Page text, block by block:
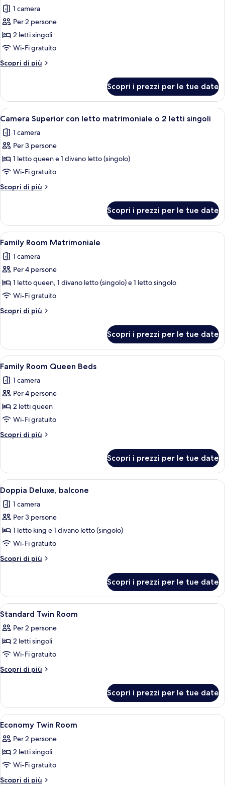
le
foto
per
Standard
Twin
1 camera
Per 2 persone
2 letti singoli
Wi-Fi gratuito
Scopri di più
Altri
Twin
Scopri i prezzi per le tue date
Apri
tutte
le
foto
per
Camera
Superior
con
matrimoniale
o
2
letti
singoli
Una camera d'albergo con un letto,
7
Camera Superior con letto matrimoniale o 2 letti singoli
1 camera
Per 3 persone
1 letto queen e 1 divano letto (singolo)
Wi-Fi gratuito
Scopri di più
Altri
Superior
con
letto
matrimoniale
o
2
singoli
Scopri i prezzi per le tue date
Apri
tutte
le
foto
per
Family
Room
Matrimoniale
Una camera d'albergo con un letto,
7
Family Room Matrimoniale
1 camera
Per 4 persone
1 letto queen, 1 divano letto (singolo) e 1 letto singolo
Wi-Fi gratuito
Scopri di più
Altri
Room
Matrimoniale
Scopri i prezzi per le tue date
Apri
tutte
le
foto
per
Family
Room
Queen
Camera d'albergo con due letti, una
7
Family Room Queen Beds
1 camera
Per 4 persone
2 letti queen
Wi-Fi gratuito
Scopri di più
Altri
Room
Queen
Beds
Scopri i prezzi per le tue date
Apri
tutte
le
foto
per
Doppia
Deluxe,
balcone
Una moderna camera d'albergo con
5
Doppia Deluxe, balcone
1 camera
Per 3 persone
1 letto king e 1 divano letto (singolo)
Wi-Fi gratuito
Scopri di più
Altri
Deluxe,
balcone
Scopri i prezzi per le tue date
Apri
tutte
le
foto
per
Standard
Copriletto in piuma, minibar, una
4
Standard Twin Room
Per 2 persone
2 letti singoli
Wi-Fi gratuito
Scopri di più
Altri
Twin
Room
Scopri i prezzi per le tue date
Apri
tutte
le
foto
per
Economy
Copriletto in piuma, minibar, una
5
Economy Twin Room
Per 2 persone
2 letti singoli
Wi-Fi gratuito
Scopri di più
Altri